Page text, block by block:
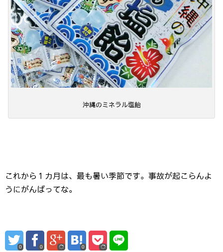
沖縄のミネラル塩飴
これから１カ月は、最も暑い季節です。事故が起こらんよ
うにがんばってな。
0 0 0